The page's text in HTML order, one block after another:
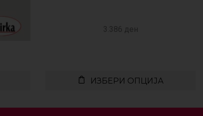
3.386 ден
ИЗБЕРИ ОПЦИЈА